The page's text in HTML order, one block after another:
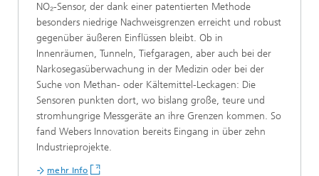
NO₂-Sensor, der dank einer patentierten Methode
besonders niedrige Nachweisgrenzen erreicht und robust
gegenüber äußeren Einflüssen bleibt. Ob in
Innenräumen, Tunneln, Tiefgaragen, aber auch bei der
Narkosegasüberwachung in der Medizin oder bei der
Suche von Methan- oder Kältemittel-Leckagen: Die
Sensoren punkten dort, wo bislang große, teure und
stromhungrige Messgeräte an ihre Grenzen kommen. So
fand Webers Innovation bereits Eingang in über zehn
Industrieprojekte.
mehr Info